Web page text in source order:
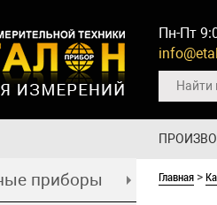
Пн-Пт
приборы Главная >